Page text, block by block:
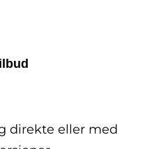
direkte eller med